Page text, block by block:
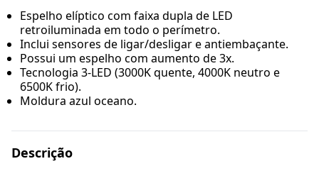
Espelho elíptico com faixa dupla de LED
retroiluminada em todo o perímetro.
Inclui sensores de ligar/desligar e antiembaçante.
Possui um espelho com aumento de 3x.
Tecnologia 3-LED (3000K quente, 4000K neutro e
6500K frio).
Moldura azul oceano.
Descrição